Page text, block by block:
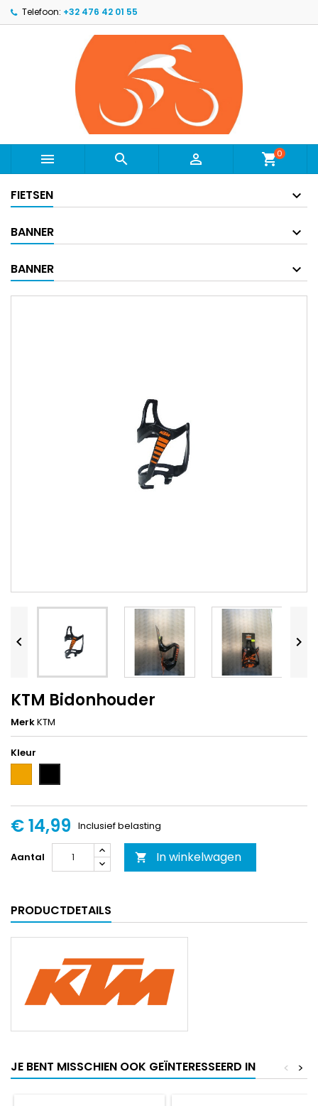
Telefoon: +32 476 42 01 55
   shopping_cart0
FIETSEN
BANNER
BANNER
 
KTM Bidonhouder
MerkKTM
Kleur
Oranje
€ 14,99 Inclusief belasting
Aantal  In winkelwagen
PRODUCTDETAILS
JE BENT MISSCHIEN OOK GEÏNTERESSEERD IN >
<